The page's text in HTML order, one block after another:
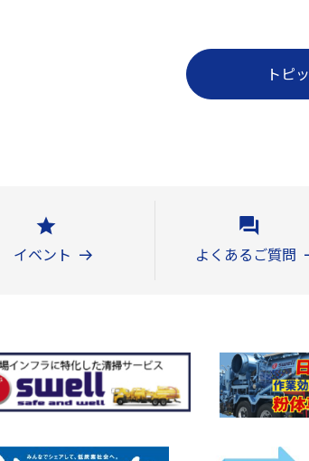
トピ
イベント よくあるご質問